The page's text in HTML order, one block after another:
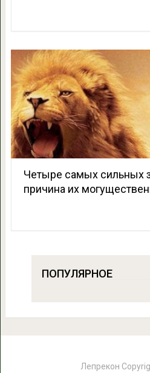
Четыре самых сильных
причина их
ПОПУЛЯРНОЕ
Лепрекон